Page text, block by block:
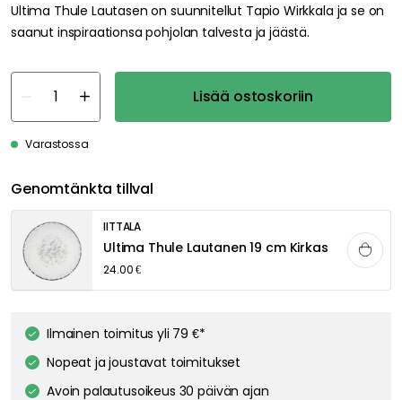
Ultima Thule Lautasen on suunnitellut Tapio Wirkkala ja se on
saanut inspiraationsa pohjolan talvesta ja jäästä.
Lisää ostoskoriin
Varastossa
Genomtänkta tillval
IITTALA
Ultima Thule Lautanen 19 cm Kirkas
24.00 €
Ilmainen toimitus yli 79 €*
Nopeat ja joustavat toimitukset
Avoin palautusoikeus 30 päivän ajan